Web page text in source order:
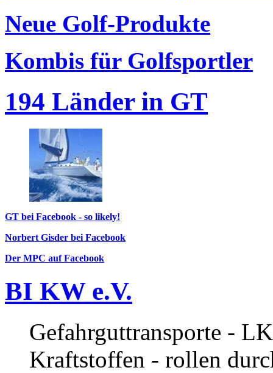
Neue Golf-Produkte
Kombis für Golfsportler
194 Länder in GT
GT bei Facebook - so likely!
Norbert Gisder bei Facebook
Der MPC auf Facebook
BI KW e.V.
Gefahrguttransporte -
Kraftstoffen - rollen